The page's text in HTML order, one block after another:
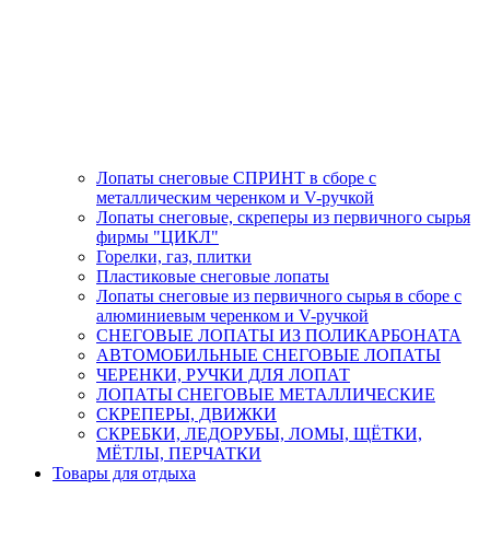
Лопаты снеговые СПРИНТ в сборе с
металлическим черенком и V-ручкой
Лопаты снеговые, скреперы из первичного сырья
фирмы "ЦИКЛ"
Горелки, газ, плитки
Пластиковые снеговые лопаты
Лопаты снеговые из первичного сырья в сборе с
алюминиевым черенком и V-ручкой
СНЕГОВЫЕ ЛОПАТЫ ИЗ ПОЛИКАРБОНАТА
АВТОМОБИЛЬНЫЕ СНЕГОВЫЕ ЛОПАТЫ
ЧЕРЕНКИ, РУЧКИ ДЛЯ ЛОПАТ
ЛОПАТЫ СНЕГОВЫЕ МЕТАЛЛИЧЕСКИЕ
СКРЕПЕРЫ, ДВИЖКИ
СКРЕБКИ, ЛЕДОРУБЫ, ЛОМЫ, ЩЁТКИ,
МЁТЛЫ, ПЕРЧАТКИ
Товары для отдыха